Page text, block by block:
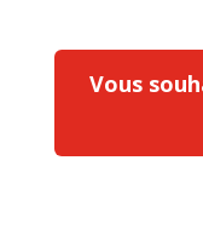
Vous